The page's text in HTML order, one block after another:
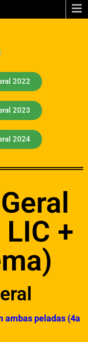
2022
2023
2024
+
ambas peladas (4a